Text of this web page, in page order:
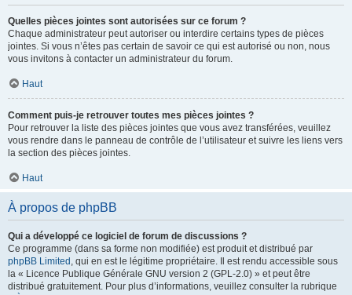
Quelles pièces jointes sont autorisées sur ce forum ?
Chaque administrateur peut autoriser ou interdire certains types de pièces
jointes. Si vous n’êtes pas certain de savoir ce qui est autorisé ou non, nous
vous invitons à contacter un administrateur du forum.
Haut
Comment puis-je retrouver toutes mes pièces jointes ?
Pour retrouver la liste des pièces jointes que vous avez transférées, veuillez
vous rendre dans le panneau de contrôle de l’utilisateur et suivre les liens vers
la section des pièces jointes.
Haut
À propos de phpBB
Qui a développé ce logiciel de forum de discussions ?
Ce programme (dans sa forme non modifiée) est produit et distribué par
phpBB Limited , qui en est le légitime propriétaire. Il est rendu accessible sous
la « Licence Publique Générale GNU version 2 (GPL-2.0) » et peut être
distribué gratuitement. Pour plus d’informations, veuillez consulter la rubrique